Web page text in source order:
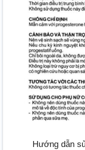
Hướng dẫn